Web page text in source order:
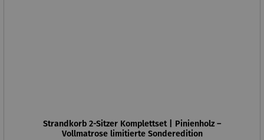
Strandkorb 2-Sitzer Komplettset | Pinienholz –
Vollmatrose limitierte Sonderedition